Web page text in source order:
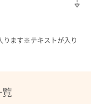
ます※テキストが入り